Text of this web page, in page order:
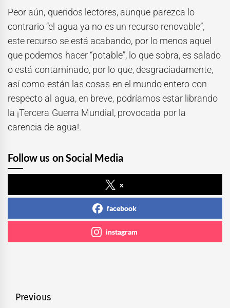
Peor aún, queridos lectores, aunque parezca lo
contrario “el agua ya no es un recurso renovable”,
este recurso se está acabando, por lo menos aquel
que podemos hacer “potable”, lo que sobra, es salado
o está contaminado, por lo que, desgraciadamente,
así como están las cosas en el mundo entero con
respecto al agua, en breve, podríamos estar librando
la ¡Tercera Guerra Mundial, provocada por la
carencia de agua!.
Follow us on Social Media
x
facebook
instagram
Navegación
Previous